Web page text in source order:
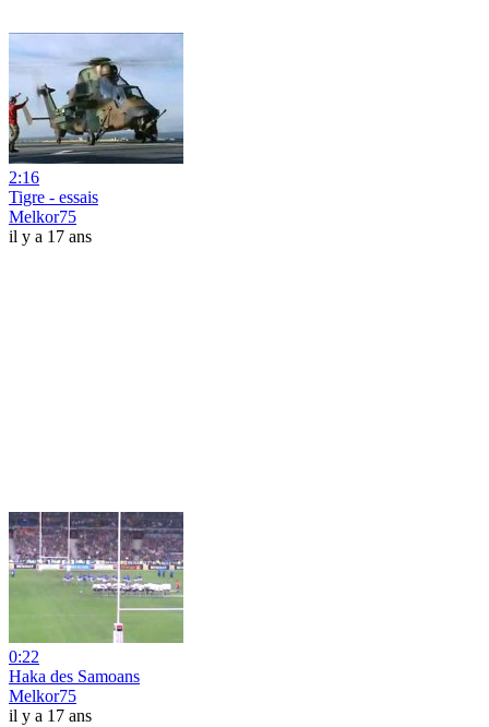
2:16
Tigre - essais
Melkor75
il y a 17 ans
0:22
Haka des Samoans
Melkor75
il y a 17 ans